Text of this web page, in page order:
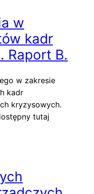
w
kadr
Raport B.
w zakresie
kadr
kryzysowych.
tutaj